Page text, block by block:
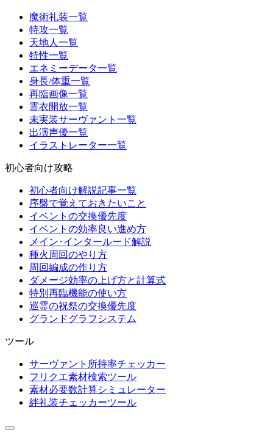
魔術礼装一覧
特攻一覧
天地人一覧
特性一覧
エネミーデータ一覧
身長/体重一覧
再臨画像一覧
霊衣開放一覧
未実装サーヴァント一覧
出演声優一覧
イラストレーター一覧
初心者向け攻略
初心者向け解説記事一覧
序盤で覚えておきたいこと
イベントの交換優先度
イベントの効率良い進め方
メイン･インタールード解説
種火周回のやり方
周回編成の作り方
ダメージ効率の上げ方と計算式
特別再臨機能の使い方
巡霊の祝祭の交換優先度
グランドグラフシステム
ツール
サーヴァント所持率チェッカー
フリクエ素材検索ツール
素材必要数計算シミュレーター
絆礼装チェッカーツール